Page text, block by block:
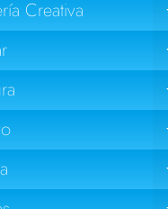
Creativa